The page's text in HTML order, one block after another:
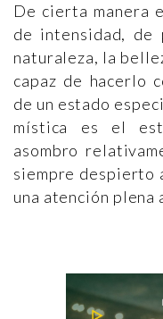
De cierta manera
de intensidad,
naturaleza, la
capaz de hacerlo
de un estado
mística es el
asombro
siempre despierto
una atención plena